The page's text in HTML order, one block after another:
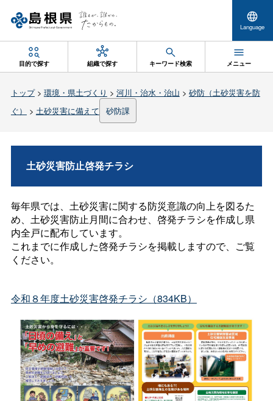
Language
目的で探す 組織で探す キーワード検索 メニュー
トップ> 環境・県土づくり > 河川・治水・治山 > 砂防（土砂災害を防
ぐ）
> 土砂災害に備えて 砂防課
土砂災害防止啓発チラシ
毎年県では、土砂災害に関する防災意識の向上を図るた
め、土砂災害防止月間に合わせ、啓発チラシを作成し県
内全戸に配布しています。
これまでに作成した啓発チラシを掲載しますので、ご覧
ください。
令和８年度土砂災害啓発チラシ（834KB）